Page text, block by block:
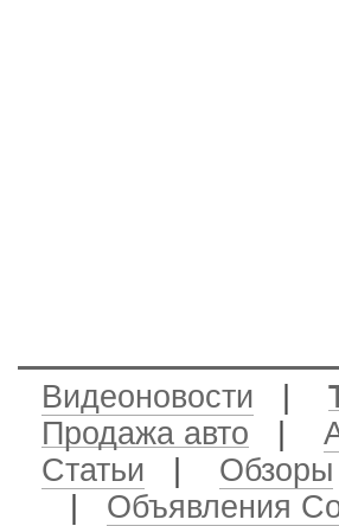
Видеоновости
Продажа авто
Статьи
Обзоры
Объявления